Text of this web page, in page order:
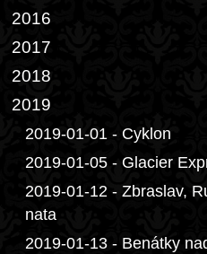
2016
2017
2018
2019
2019-01-01 - Cyklon
2019-01-05 - Glacier
2019-01-12 - Zbraslav,
nata
2019-01-13 - Benátky